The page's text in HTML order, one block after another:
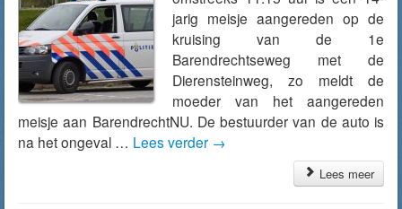
jarig meisje aangereden op de
kruising van de 1e
Barendrechtseweg met de
Dierensteinweg, zo meldt de
moeder van het aangereden
meisje aan BarendrechtNU. De bestuurder van de auto is
na het ongeval … Lees verder →
Lees meer